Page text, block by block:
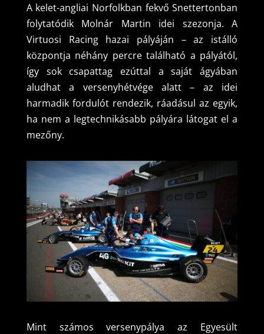
A kelet-angliai Norfolkban fekvő Snettertonban
folytatódik Molnár Martin idei szezonja. A
Virtuosi Racing hazai pályáján – az istálló
központja néhány percre található a pályától,
így sok csapattag ezúttal a saját ágyában
aludhat a versenyhétvége alatt – az idei
harmadik fordulót rendezik, ráadásul az egyik,
ha nem a legtechnikásabb pályára látogat el a
mezőny.
Mint számos versenypálya az Egyesült